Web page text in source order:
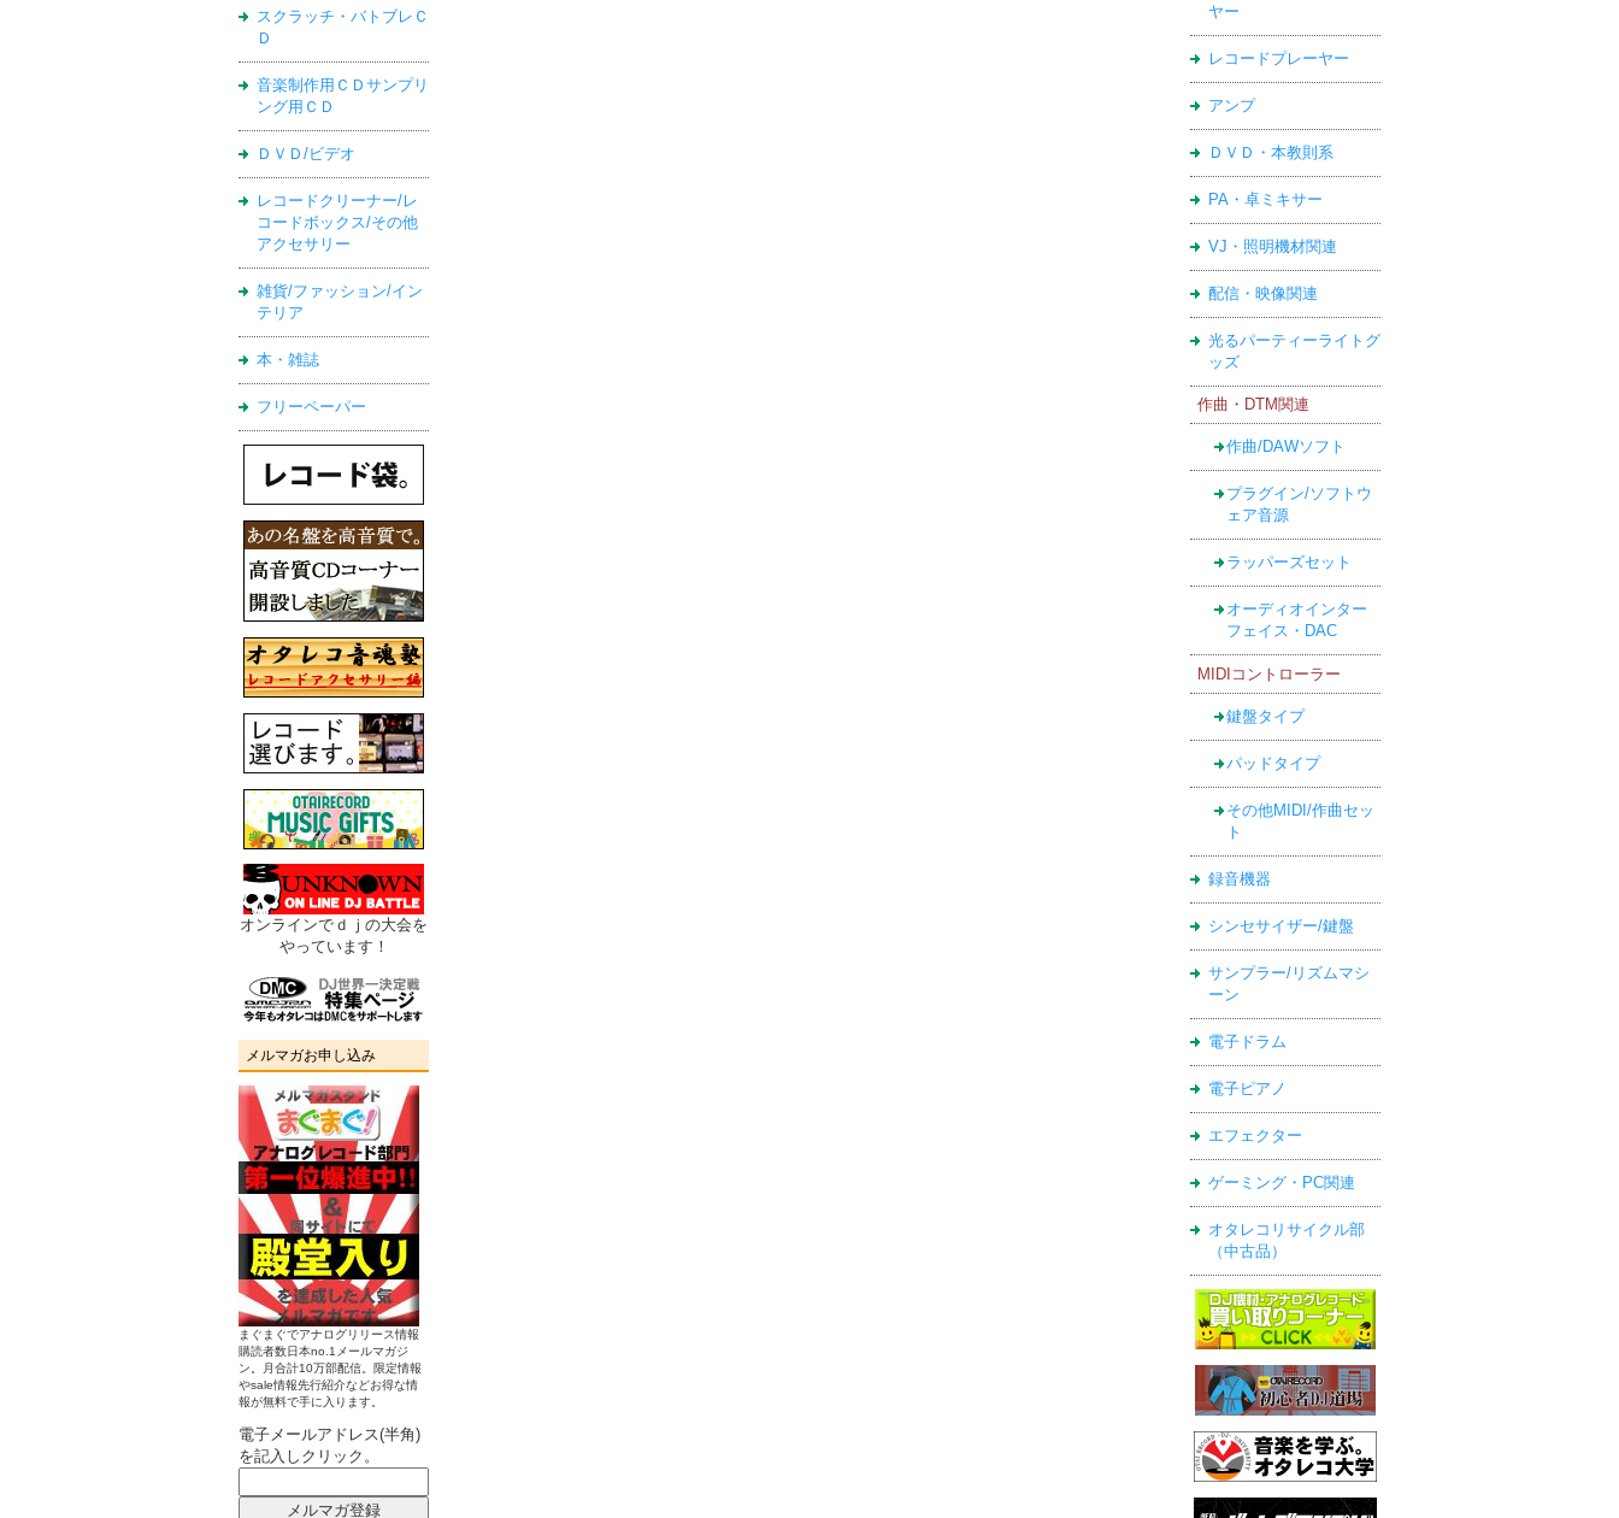
スクラッチ・バトブレＣ
Ｄ
音楽制作用ＣＤサンプリ
ング用ＣＤ
ＤＶＤ/ビデオ
レコードクリーナー/レ
コードボックス/その他
アクセサリー
雑貨/ファッション/イン
テリア
本・雑誌
フリーペーパー
オンラインでｄｊの大会を
やっています！
メルマガお申し込み
まぐまぐでアナログリリース情報
購読者数日本no.1メールマガジ
ン。月合計10万部配信。限定情報
やsale情報先行紹介などお得な情
報が無料で手に入ります。
電子メールアドレス(半角)
を記入しクリック。
ヤー
レコードプレーヤー
アンプ
ＤＶＤ・本教則系
PA・卓ミキサー
VJ・照明機材関連
配信・映像関連
光るパーティーライトグ
ッズ
作曲・DTM関連
作曲/DAWソフト
プラグイン/ソフトウ
ェア音源
ラッパーズセット
オーディオインター
フェイス・DAC
MIDIコントローラー
鍵盤タイプ
パッドタイプ
その他MIDI/作曲セッ
ト
録音機器
シンセサイザー/鍵盤
サンプラー/リズムマシ
ーン
電子ドラム
電子ピアノ
エフェクター
ゲーミング・PC関連
オタレコリサイクル部
（中古品）